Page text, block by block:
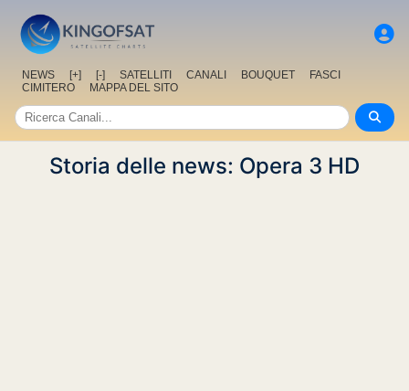
NEWS [+] [-] SATELLITI CANALI BOUQUET
FASCI
CIMITERO
MAPPA DEL SITO
Storia delle news: Opera 3 HD